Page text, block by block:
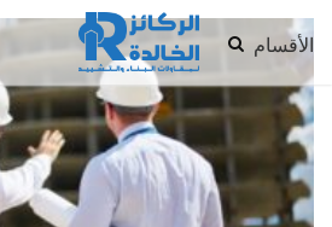
الأقسام